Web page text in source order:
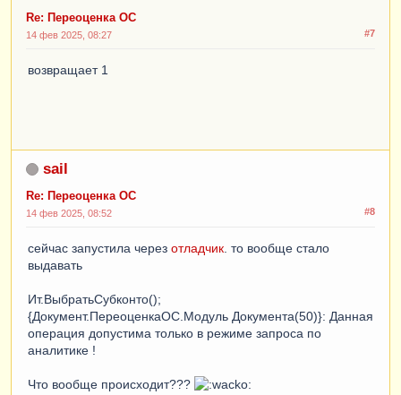
Re: Переоценка ОС
#7
14 фев 2025, 08:27
возвращает 1
sail
Re: Переоценка ОС
#8
14 фев 2025, 08:52
сейчас запустила через отладчик . то вообще стало
выдавать
Ит.ВыбратьСубконто();
{Документ.ПереоценкаОС.Модуль Документа(50)}: Данная
операция допустима только в режиме запроса по
аналитике !
Что вообще происходит???